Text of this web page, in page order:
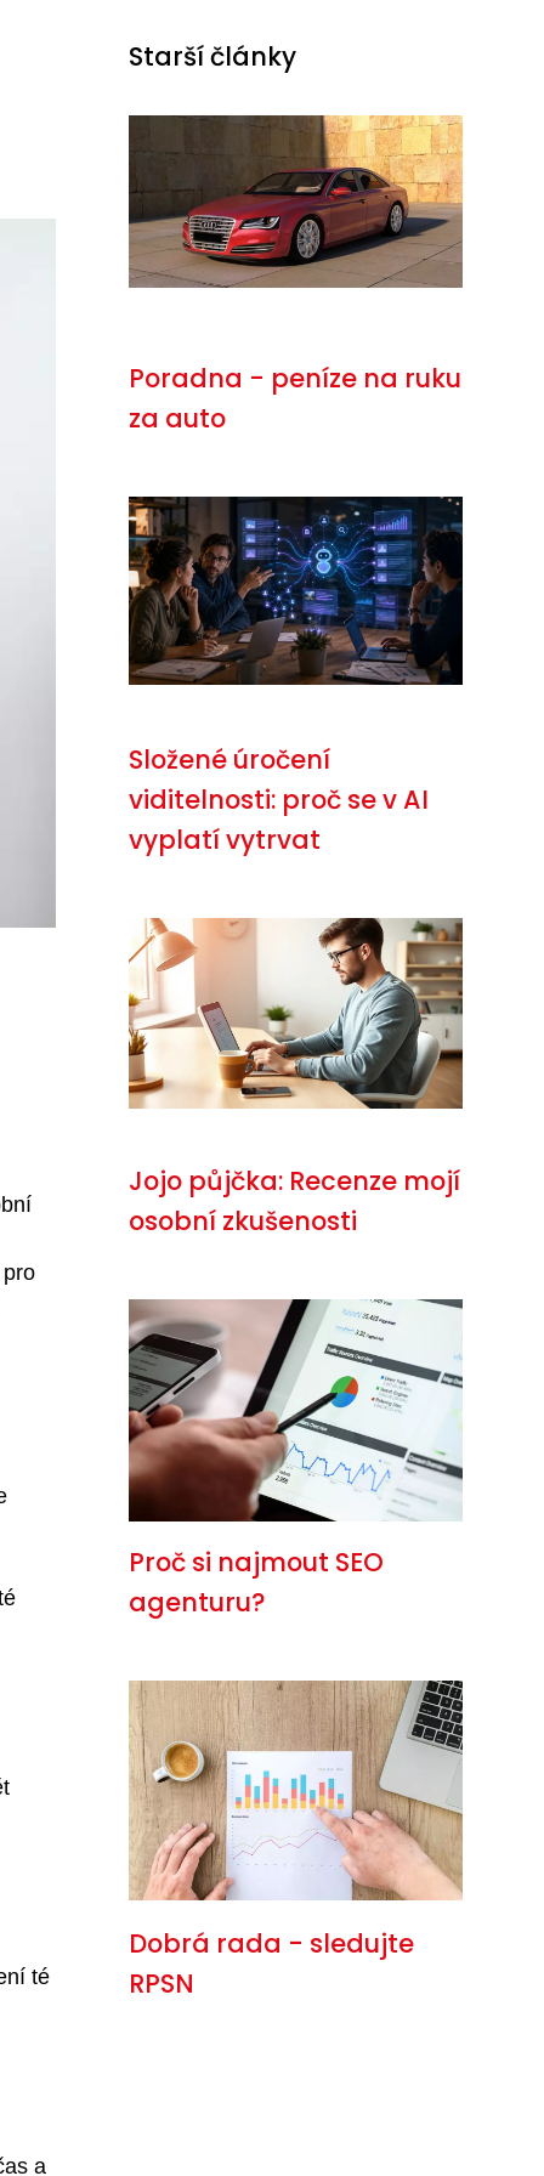
té
a
Starší články
Poradna - peníze na ruku
za auto
Složené úročení
viditelnosti: proč se v AI
vyplatí vytrvat
Jojo půjčka: Recenze mojí
osobní zkušenosti
Proč si najmout SEO
agenturu?
Dobrá rada - sledujte
RPSN